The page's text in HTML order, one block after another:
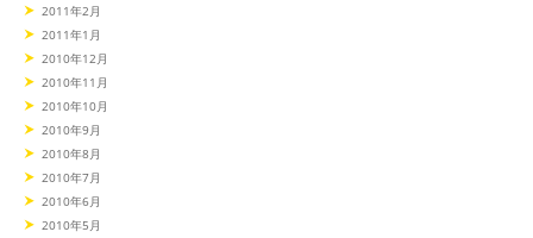
2011年2月
2011年1月
2010年12月
2010年11月
2010年10月
2010年9月
2010年8月
2010年7月
2010年6月
2010年5月